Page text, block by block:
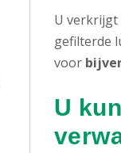
U verkrijgt
gefilterde
voor
U